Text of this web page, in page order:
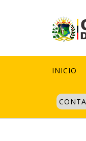
INICIO